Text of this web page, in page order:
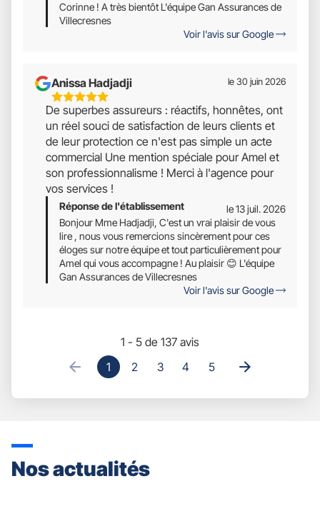
Corinne ! A très bientôt L'équipe Gan Assurances de
Villecresnes
Voir l'avis sur Google
Anissa Hadjadji
5
Étoiles
Sur
5
le 30 juin 2026
De superbes assureurs : réactifs, honnêtes, ont
un réel souci de satisfaction de leurs clients et
de leur protection ce n'est pas simple un acte
commercial Une mention spéciale pour Amel et
son professionnalisme ! Merci à l'agence pour
vos services !
Réponse de l'établissement
le 13 juil. 2026
Bonjour Mme Hadjadji, C'est un vrai plaisir de vous
lire , nous vous remercions sincèrement pour ces
éloges sur notre équipe et tout particulièrement pour
Amel qui vous accompagne ! Au plaisir 😊 L'équipe
Gan Assurances de Villecresnes
Voir l'avis sur Google
1 - 5 de 137 avis
1
2 3 4 5
Nos actualités